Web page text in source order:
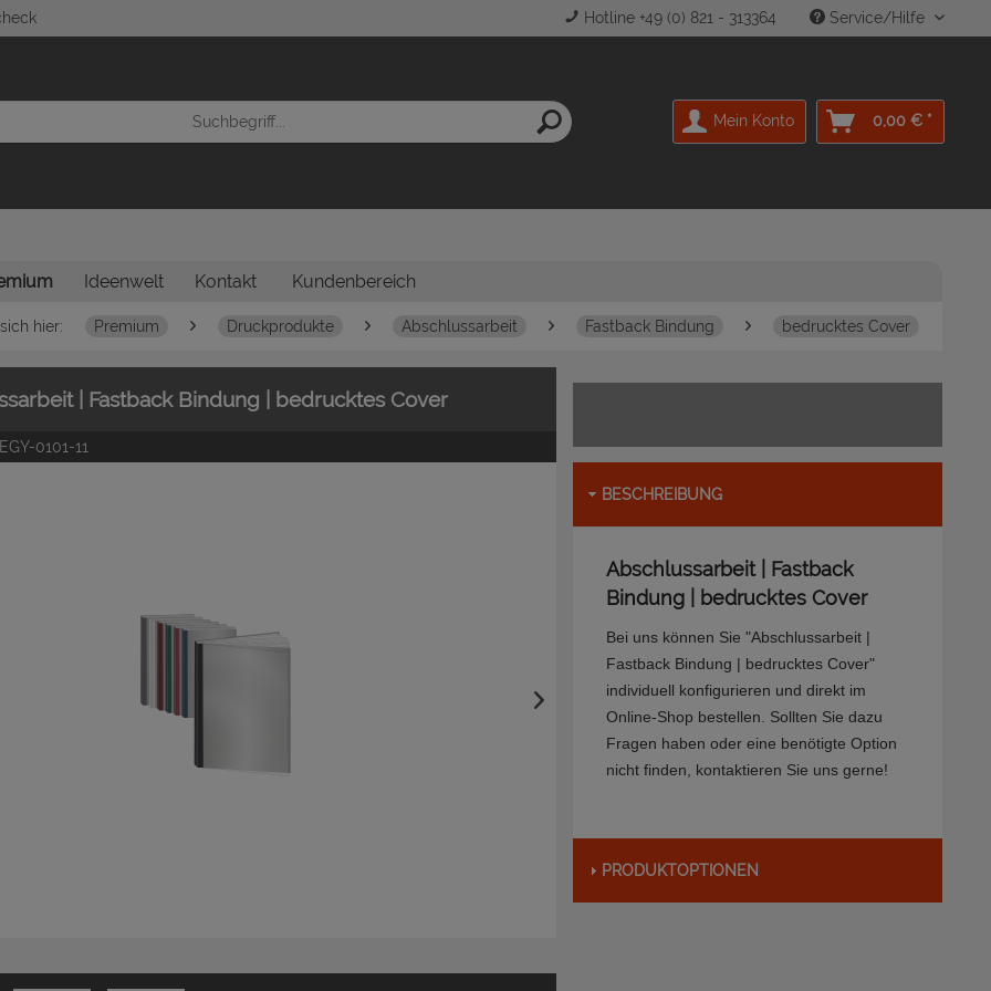
Hotline +49 (0) 821 - 313364 Service/Hilfe
Mein Konto 0,00 € *
Ideenwelt Kontakt Kundenbereich
hier: Premium Druckprodukte Abschlussarbeit Fastback Bindung bedrucktes Cover
| Fastback Bindung | bedrucktes Cover
EGY-0101-11
BESCHREIBUNG
Abschlussarbeit | Fastback
Bindung | bedrucktes Cover
Bei uns können Sie "Abschlussarbeit |
Fastback Bindung | bedrucktes Cover"
individuell konfigurieren und direkt im
Online-Shop bestellen. Sollten Sie dazu
Fragen haben oder eine benötigte Option
nicht finden, kontaktieren Sie uns gerne!
PRODUKTOPTIONEN